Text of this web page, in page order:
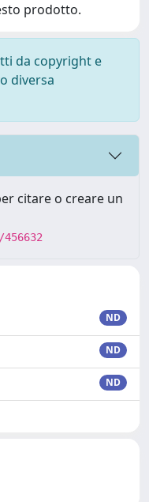
prodotto.
da copyright e
diversa
citare o creare un
ND
ND
ND